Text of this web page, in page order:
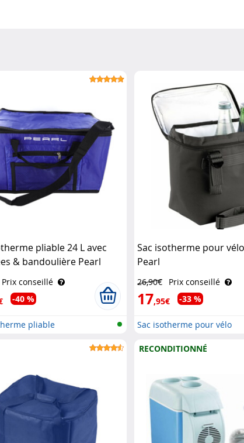
pliable 24 L avec
& bandoulière Pearl
Prix conseillé
-40 %
pliable
Sac isotherme pour
Pearl
26,90€ Prix conseillé
17,95€ -33 %
Sac isotherme pour vélo
RECONDITIONNÉ